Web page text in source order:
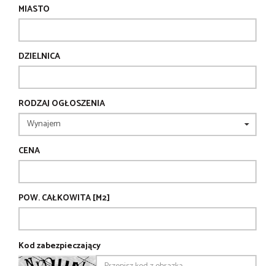
MIASTO
DZIELNICA
RODZAJ OGŁOSZENIA
CENA
POW. CAŁKOWITA [M2]
Kod zabezpieczający